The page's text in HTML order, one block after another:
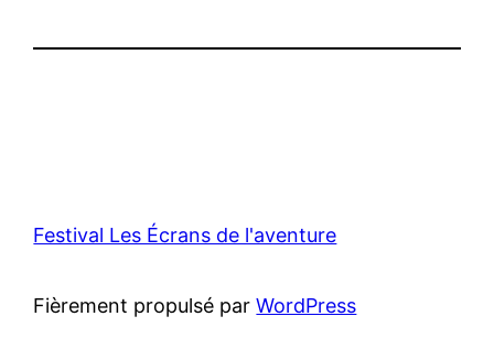
Festival Les Écrans de l'aventure
Fièrement propulsé parWordPress